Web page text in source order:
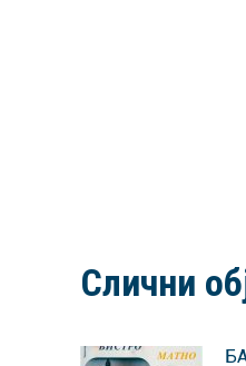
Слични